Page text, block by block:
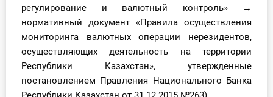
регулирование и валютный контроль» →
нормативный документ «Правила осуществления
мониторинга валютных операции нерезидентов,
осуществляющих деятельность на территории
Республики Казахстан», утвержденные
постановлением Правления Национального Банка